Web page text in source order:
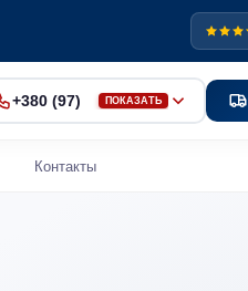
+380 (97) ПОКАЗАТЬ
Контакты